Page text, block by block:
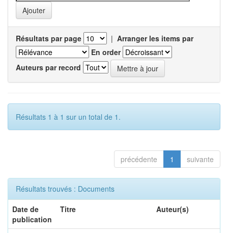
Résultats par page | Arranger les items par
En order
Auteurs par record
Résultats 1 à 1 sur un total de 1.
précédente 1 suivante
Résultats trouvés : Documents
Date de
publication
Titre Auteur(s)